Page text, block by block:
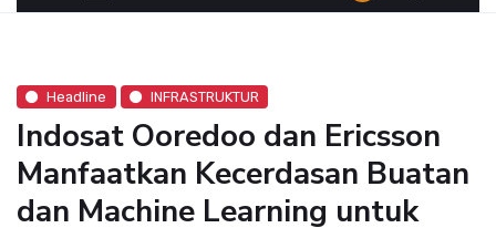
Headline INFRASTRUKTUR
Indosat Ooredoo dan Ericsson
Manfaatkan Kecerdasan Buatan
dan Machine Learning untuk